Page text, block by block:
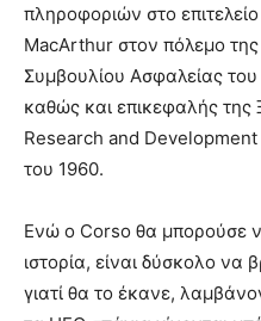
πληροφοριών στο
MacArthur στον πόλεμο
Συμβουλίου Ασφαλείας
καθώς και επικεφαλής της
Research and
του 1960.
Ενώ ο Corso θα μπορούσε
ιστορία, είναι δύσκολο να
γιατί θα το έκανε,